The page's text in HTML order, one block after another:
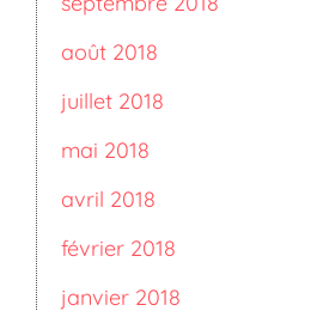
août 2018
juillet 2018
mai 2018
avril 2018
février 2018
janvier 2018